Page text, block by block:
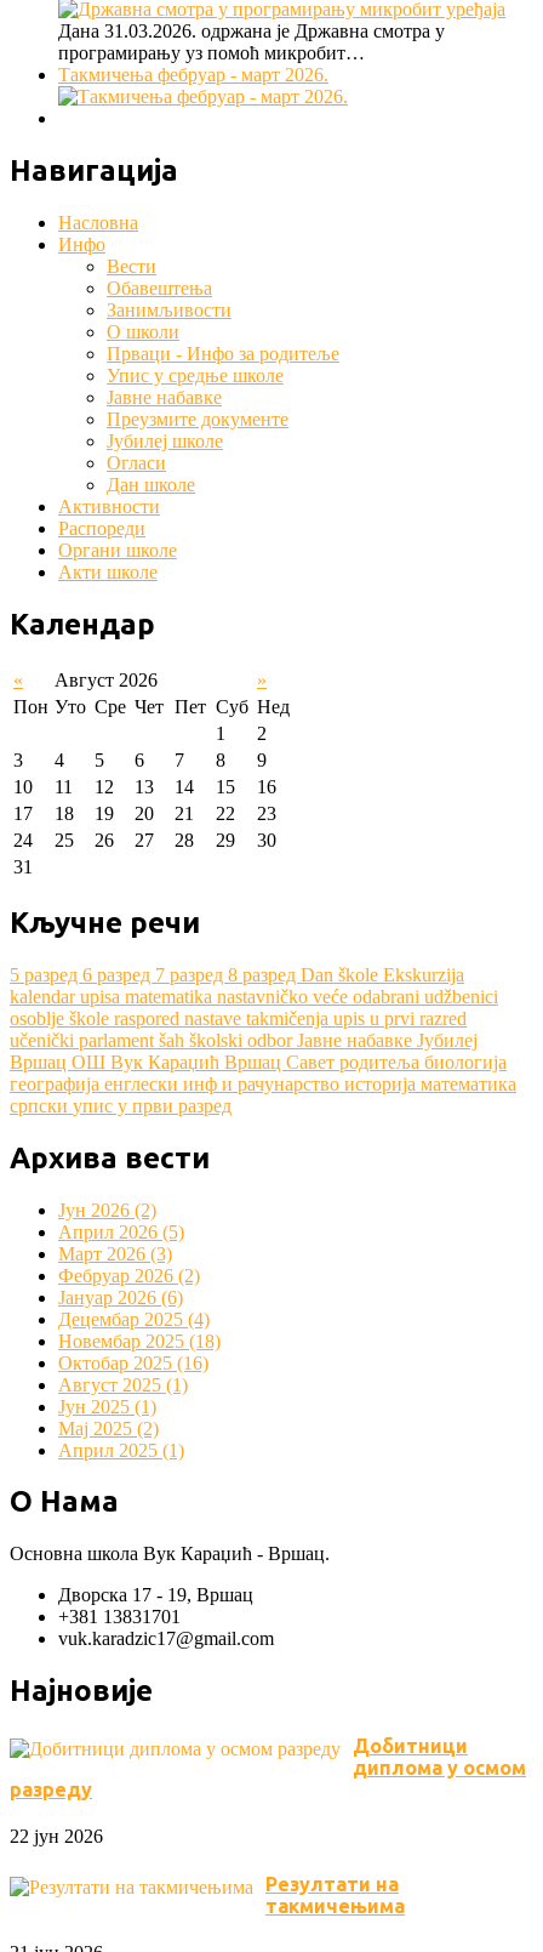
Дана 31.03.2026. одржана је Државна смотра у
програмирању уз помоћ микробит…
Такмичења фебруар - март 2026.
Навигација
Насловна
Инфо
Вести
Обавештења
Занимљивости
О школи
Првaци - Инфо за родитеље
Упис у средње школе
Јавне набавке
Преузмите документе
Јубилеј школе
Огласи
Дан школе
Активности
Распореди
Органи школе
Акти школе
Календар
« Август 2026
»
Пон Уто Сре Чет Пет Суб Нед
1
2
3
4 5 6 7 8
9
10
11 12 13 14 15
16
17
18 19 20 21 22
23
24
25 26 27 28 29
30
31
Кључне речи
5 разред 6 разред 7 разред 8 разред Dan škole Ekskurzija
kalendar upisa matematika nastavničko veće odabrani udžbenici
osoblje škole raspored nastave takmičenja upis u prvi razred
učenički parlament šah školski odborЈавне набавке Јубилеј
Вршац ОШ Вук Караџић Вршац Савет родитеља биологија
географија енглески инф и рачунарство историја математика
српски упис у први разред
Архива вести
Јун 2026 (2)
Април 2026 (5)
Март 2026 (3)
Фебруар 2026 (2)
Јануар 2026 (6)
Децембар 2025 (4)
Новембар 2025 (18)
Октобар 2025 (16)
Август 2025 (1)
Јун 2025 (1)
Мај 2025 (2)
Април 2025 (1)
О Нама
Основна школа Вук Караџић - Вршац.
Дворска 17 - 19, Вршац
+381 13831701
vuk.karadzic17@gmail.com
Најновије
Добитници
диплома у осмом
разреду
22 јун 2026
Резултати на
такмичењима